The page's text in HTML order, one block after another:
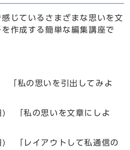
じているさまざまな思いを文
作成する簡単な編集講座で
私の思いを引出してみよ
「私の思いを文章にしよ
「レイアウトして私通信の